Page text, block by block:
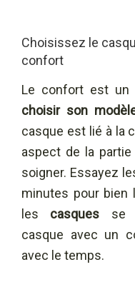
Choisissez le
confort
Le confort est un
choisir son
casque est lié à la
aspect de la
soigner. Essayez
minutes pour bien
les casques se
casque avec un
avec le temps.